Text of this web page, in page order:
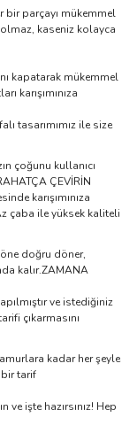
bir parçayı mükemmel
kaseniz kolayca
kapatarak mükemmel
karışımınıza
tasarımımız ile size
çoğunu kullanıcı
ÇEVİRİN
karışımınıza
çaba ile yüksek kaliteli
doğru döner,
kalır.ZAMANA
ve istediğiniz
çıkarmasını
kadar her şeyle
bir tarif
ve işte hazırsınız! Hep